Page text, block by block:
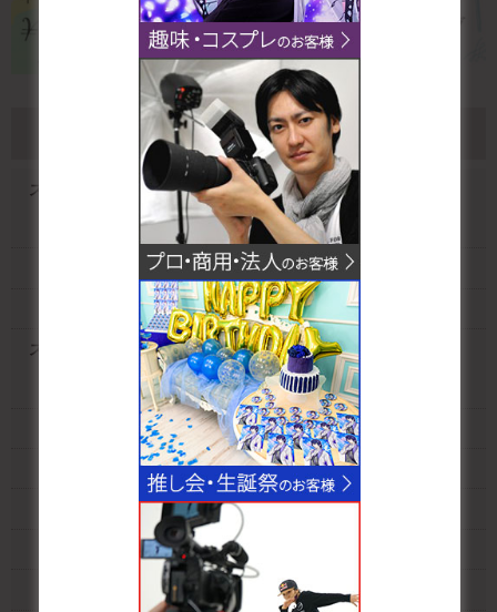
スタジオ一覧
スタジオクオリアなんば桜川店
なんば桜川店ファーストスタジオ
なんば桜川店ベーシックスタジオ
なんば桜川店シンプルスタジオ
スタジオクオリア新大阪店
新大阪店別館ライトV2スタジオ
新大阪店別館サニースタジオ
新大阪店ホワイトスタジオ
新大阪店スクールスタジオ
新大阪店廃墟スタジオ
新大阪店アクアスタジオ